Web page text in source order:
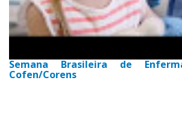
Semana Brasileira de
Cofen/Corens